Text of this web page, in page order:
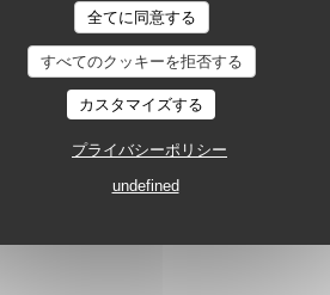
全てに同意する
すべてのクッキーを拒否する
カスタマイズする
プライバシーポリシー
undefined
メニュー: 4/5 品質-価格
efficace agréable et attentionné.
3